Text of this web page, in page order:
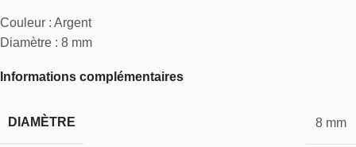
Couleur : Argent
Diamètre : 8 mm
Informations complémentaires
DIAMÈTRE 8 mm